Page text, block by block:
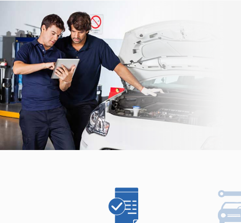
Assureur
Centre Agréé VHU
Expert
Fabricant et
Distributeur Peinture